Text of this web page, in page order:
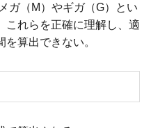
ガ（M）やギガ（G）とい
これらを正確に理解し、適
算出できない。